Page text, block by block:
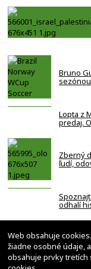
Bruno
Lopta z
predaj.
Zberný
ľudí,
odhalí
Web obsahuje
žiadne osobné údaje,
obsahuje prvky tretích